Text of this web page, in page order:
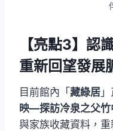
【亮點3】認
重新回望發展
目前館內「藏綠居
映—探訪冷泉之父竹
與家族收藏資料，